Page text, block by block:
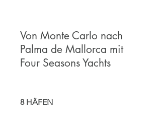
Von Monte Carlo nach
Palma de Mallorca mit
Four Seasons Yachts
8 HÄFEN